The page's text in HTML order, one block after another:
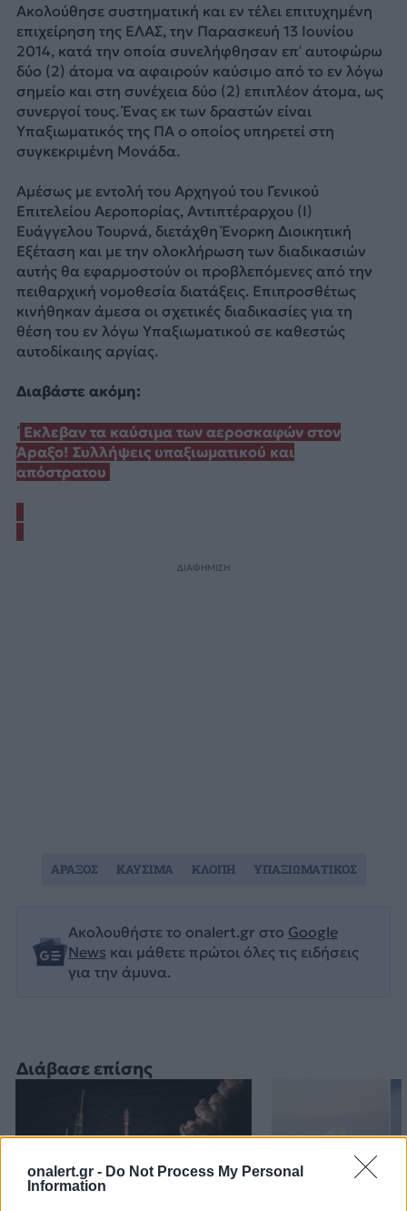
onalert.gr - Do Not Process My Personal
Information
Διάβασε επίσης
Ακολούθησε συστηματική και εν τέλει επιτυχημένη
επιχείρηση της ΕΛΑΣ, την Παρασκευή 13 Ιουνίου
2014, κατά την οποία συνελήφθησαν επ’ αυτοφώρω
δύο (2) άτομα να αφαιρούν καύσιμο από το εν λόγω
σημείο και στη συνέχεια δύο (2) επιπλέον άτομα, ως
συνεργοί τους. Ένας εκ των δραστών είναι
Υπαξιωματικός της ΠΑ ο οποίος υπηρετεί στη
συγκεκριμένη Μονάδα.
Αμέσως με εντολή του Αρχηγού του Γενικού
Επιτελείου Αεροπορίας, Αντιπτέραρχου (Ι)
Ευάγγελου Τουρνά, διετάχθη Ένορκη Διοικητική
Εξέταση και με την ολοκλήρωση των διαδικασιών
αυτής θα εφαρμοστούν οι προβλεπόμενες από την
πειθαρχική νομοθεσία διατάξεις. Επιπροσθέτως
κινήθηκαν άμεσα οι σχετικές διαδικασίες για τη
θέση του εν λόγω Υπαξιωματικού σε καθεστώς
αυτοδίκαιης αργίας.
Διαβάστε ακόμη:
΄ Εκλεβαν τα καύσιμα των αεροσκαφών στον
Άραξο! Συλλήψεις υπαξιωματικού και
απόστρατου
ΔΙΑΦΗΜΙΣΗ
Ακολουθήστε το onalert.gr στο Google
News και μάθετε πρώτοι όλες τις ειδήσεις
για την άμυνα.
ΑΡΑΞΟΣ ΚΑΥΣΙΜΑ ΚΛΟΠΗ ΥΠΑΞΙΩΜΑΤΙΚΟΣ